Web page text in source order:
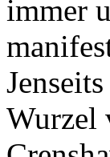
immer
Wurzel